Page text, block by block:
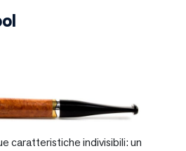
caratteristiche indivisibili: un